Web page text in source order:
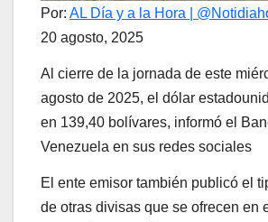
Por: AL Día y a la Hora |
20 agosto, 2025
Al cierre de la jornada de este
agosto de 2025, el dólar
en 139,40 bolívares, informó el
Venezuela en sus redes sociales
El ente emisor también publicó el
de otras divisas que se ofrecen en